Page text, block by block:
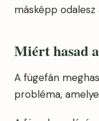
másképp odalesz
Miért hasad
A fügefán
probléma,